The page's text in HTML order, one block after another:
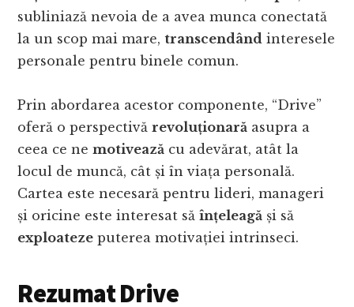
subliniază nevoia de a avea munca conectată
la un scop mai mare,transcendând interesele
personale pentru binele comun.
Prin abordarea acestor componente, “Drive”
oferă o perspectivărevoluționară asupra a
ceea ce nemotivează cu adevărat, atât la
locul de muncă, cât și în viața personală.
Cartea este necesară pentru lideri, manageri
și oricine este interesat săînțeleagă și să
exploateze puterea motivației intrinseci.
Rezumat Drive